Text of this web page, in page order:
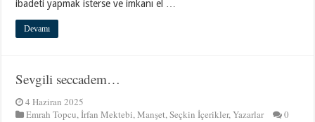
ibadeti yapmak isterse ve imkanı el …
Devamı
Sevgili seccadem…
4 Haziran 2025
Emrah Topcu,İrfan Mektebi,Manşet,Seçkin İçerikler,Yazarlar 0